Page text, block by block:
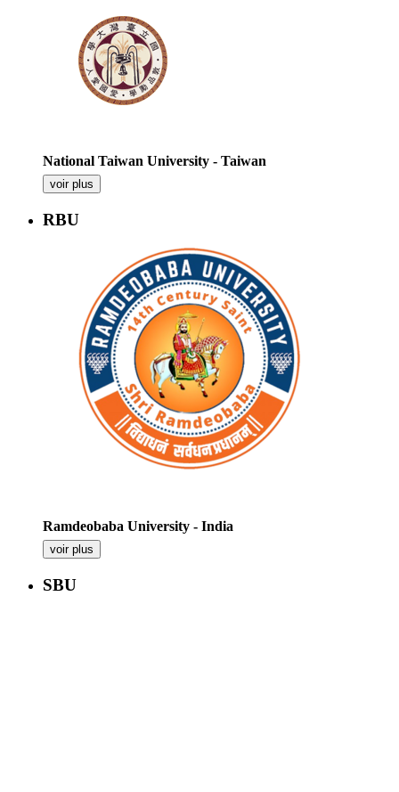
National Taiwan University - Taiwan
voir plus
RBU
Ramdeobaba University - India
voir plus
SBU